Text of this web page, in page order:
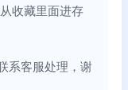
收藏里面进存
系客服处理，谢